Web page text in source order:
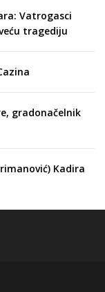
Vatrogasci
tragediju
gradonačelnik
Kadira